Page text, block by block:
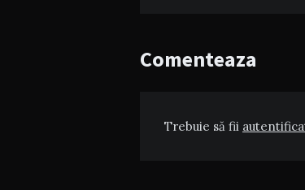
Comenteaza
Trebuie să fii